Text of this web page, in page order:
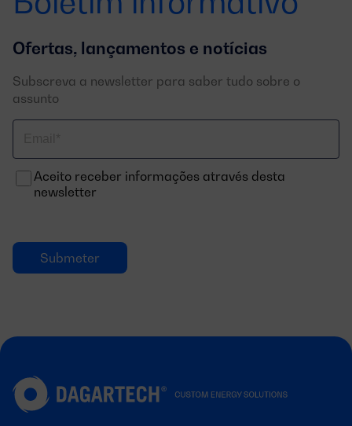
Ofertas, lançamentos e notícias
Subscreva a newsletter para saber tudo sobre o
assunto
electrónico
Aceito receber informações através desta
newsletter